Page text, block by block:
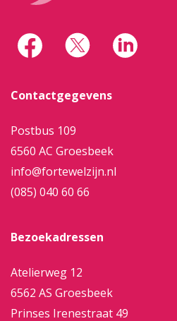
Contactgegevens
Postbus 109
6560 AC Groesbeek
info@fortewelzijn.nl
(085) 040 60 66
Bezoekadressen
Atelierweg 12
6562 AS Groesbeek
Prinses Irenestraat 49